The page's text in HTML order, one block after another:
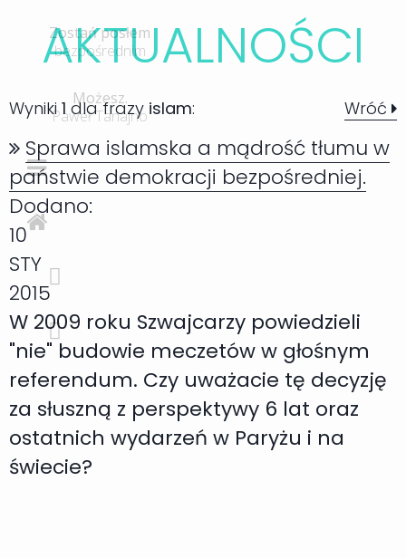
AKTUALNOŚCI
Wyniki1dla frazyislam: Wróć
Sprawa islamska a mądrość tłumu w
państwie demokracji bezpośredniej.
Dodano:
10
STY
2015
W 2009 roku Szwajcarzy powiedzieli
"nie" budowie meczetów w głośnym
referendum. Czy uważacie tę decyzję
za słuszną z perspektywy 6 lat oraz
ostatnich wydarzeń w Paryżu i na
świecie?
Zostań posłem
bezpośrednim
Możesz.
Paweł Tanajno